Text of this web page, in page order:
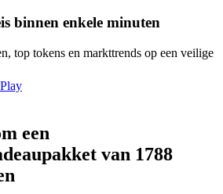
binnen enkele minuten
top tokens en markttrends op een veilige
een
van 1788